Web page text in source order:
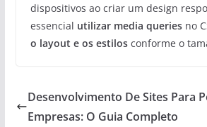
dispositivos ao criar um design
essencial utilizar media queriesno
o layout e os estilosconforme o
Desenvolvimento De Sites Para
Empresas: O Guia Completo